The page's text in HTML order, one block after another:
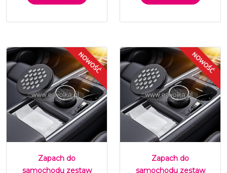
Zapach do
samochodu zestaw
Zapach do
samochodu zestaw